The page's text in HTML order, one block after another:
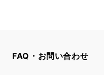
FAQ・お問い合わせ